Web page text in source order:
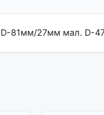
D-81мм/27мм мал. D-